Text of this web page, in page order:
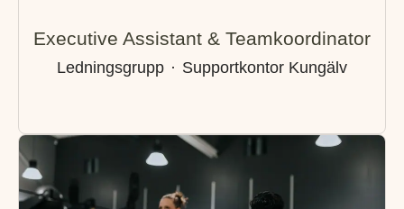
Executive Assistant & Teamkoordinator
Ledningsgrupp · Supportkontor Kungälv